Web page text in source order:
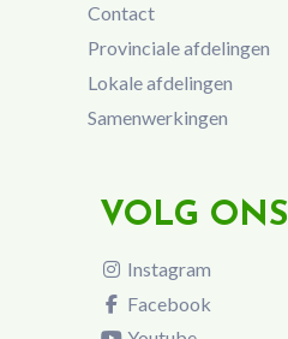
Contact
Provinciale afdelingen
Lokale afdelingen
Samenwerkingen
VOLG ONS
Instagram
Facebook